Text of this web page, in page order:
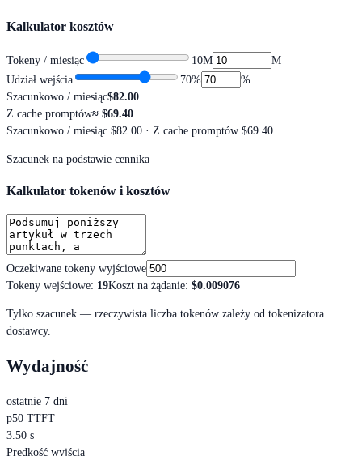
Kalkulator kosztów
Tokeny / miesiąc 10M
M
Udział wejścia
70%
%
Szacunkowo / miesiąc$82.00
Z cache promptów≈ $69.40
Szacunkowo / miesiąc $82.00 · Z cache promptów $69.40
Szacunek na podstawie cennika
Kalkulator tokenów i kosztów
Oczekiwane tokeny wyjściowe
Tokeny wejściowe: 19Koszt na żądanie: $0.009076
Tylko szacunek — rzeczywista liczba tokenów zależy od tokenizatora
dostawcy.
Wydajność
ostatnie 7 dni
p50 TTFT
3.50 s
Prędkość wyjścia